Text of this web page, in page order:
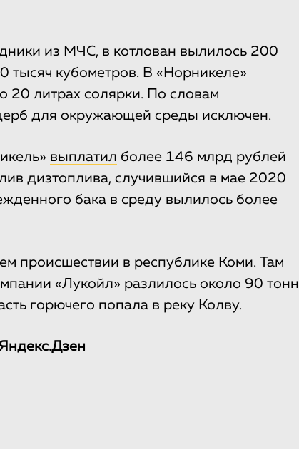
из МЧС, в котлован вылилось 200
тысяч кубометров. В «Норникеле»
20 литрах солярки. По словам
для окружающей среды исключен.
выплатил более 146 млрд рублей
дизтоплива, случившийся в мае 2020
бака в среду вылилось более
происшествии в республике Коми. Там
«Лукойл» разлилось около 90 тонн
горючего попала в реку Колву.